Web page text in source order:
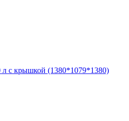
с крышкой (1380*1079*1380)